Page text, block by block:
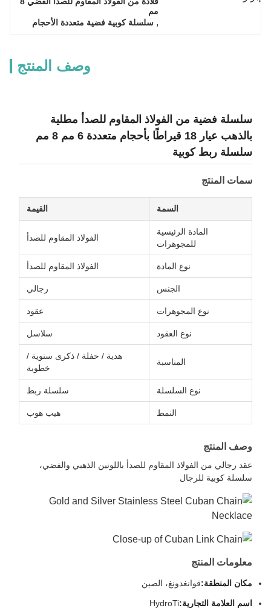
مم
, سلسلة كوبية فضية متعددة الأحجام
وصف المنتج
سلسلة فضية من الفولاذ المقاوم للصدأ مطلية
بالذهب عيار 18 قيراطًا بأحجام متعددة 6 مم 8 مم
سلسلة ربط كوبية
سمات المنتج
السمة القيمة
المادة الرئيسية
للمجوهرات
الفولاذ المقاوم للصدأ
نوع المادة الفولاذ المقاوم للصدأ
الجنس رجالي
نوع المجوهرات عقود
نوع العقود سلاسل
المناسبة
هدية / حفلة / ذكرى سنوية /
خطوبة
نوع السلسلة سلسلة ربط
النمط هيب هوب
وصف المنتج
عقد رجالي من الفولاذ المقاوم للصدأ باللونين الذهبي والفضي،
سلسلة كوبية للرجال
معلومات المنتج
مكان المنطقة:قوانغدونغ، الصين
اسم العلامة التجارية:HydroTi